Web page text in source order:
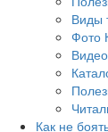
Виды
Фото
Как не